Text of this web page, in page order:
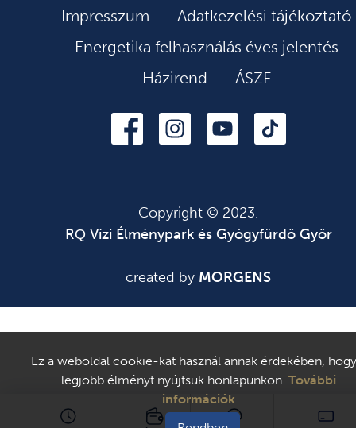
Impresszum
Adatkezelési tájékoztató
Energetika felhasználás éves jelentés
Házirend
ÁSZF
Copyright © 2023.
RQ Vízi Élménypark és Gyógyfürdő Győr
created by MORGENS
Ez a weboldal cookie-kat használ annak érdekében,
legjobb élményt nyújtsuk honlapunkon. További
információk